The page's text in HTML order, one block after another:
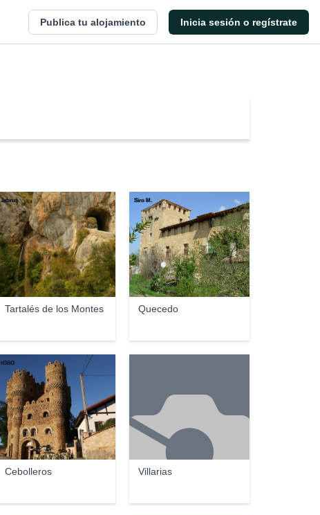
Publica tu alojamiento Inicia sesión o regístrate
Tartalés de los Montes
Jabrus
Quecedo
Siro M.
Cebolleros
tOñO
Villarias